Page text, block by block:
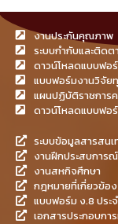
งานประกันคุณภาพ
ระบบกำกับและติดต
ดาวน์โหลดแบบฟอ
แบบฟอร์มงานวิจัย
แผนปฏิบัติราชการ
ดาวน์โหลดแบบฟอ
ระบบข้อมูลสารสน
งานฝึกประสบการ
งานสหกิจศึกษา
กฎหมายที่เกี่ยวข้อง
แบบฟอร์ม ง.8 ประ
เอกสารประกอบกา